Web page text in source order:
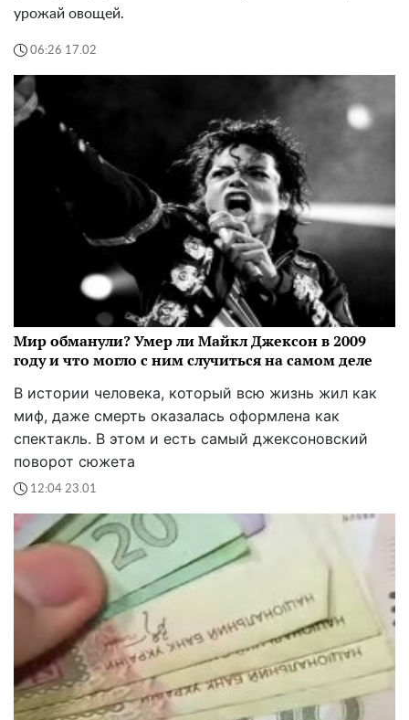
урожай овощей.
06:26 17.02
Мир обманули? Умер ли Майкл Джексон в 2009
году и что могло с ним случиться на самом деле
В истории человека, который всю жизнь жил как
миф, даже смерть оказалась оформлена как
спектакль. В этом и есть самый джексоновский
поворот сюжета
12:04 23.01